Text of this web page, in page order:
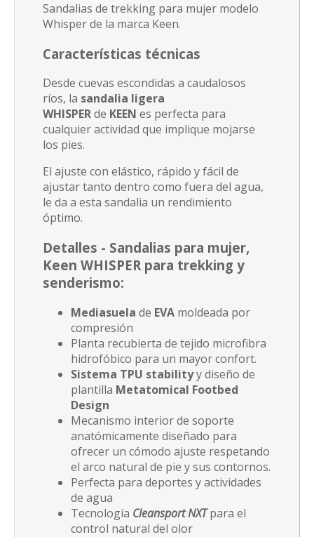
Sandalias de trekking para mujer modelo
Whisper de la marca Keen.
Características técnicas
Desde cuevas escondidas a caudalosos
ríos, la sandalia ligera
WHISPERde KEEN es perfecta para
cualquier actividad que implique mojarse
los pies.
El ajuste con elástico, rápido y fácil de
ajustar tanto dentro como fuera del agua,
le da a esta sandalia un rendimiento
óptimo.
Detalles - Sandalias para mujer,
Keen WHISPER para trekking y
senderismo:
Mediasuela de EVA moldeada por
compresión
Planta recubierta de tejido microfibra
hidrofóbico para un mayor confort.
Sistema TPU stabilityy diseño de
plantilla Metatomical Footbed
Design
Mecanismo interior de soporte
anatómicamente diseñado para
ofrecer un cómodo ajuste respetando
el arco natural de pie y sus contornos.
Perfecta para deportes y actividades
de agua
Tecnología Cleansport NXTpara el
control natural del olor